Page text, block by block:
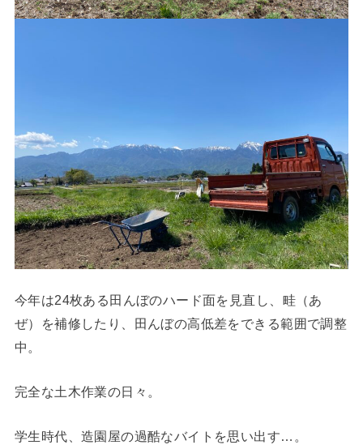
今年は24枚ある田んぼのハード面を見直し、畦（あ
ぜ）を補修したり、田んぼの高低差をできる範囲で調整
中。
完全な土木作業の日々。
学生時代、造園屋の過酷なバイトを思い出す…。